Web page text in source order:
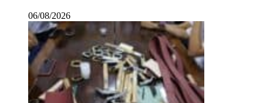
06/08/2026